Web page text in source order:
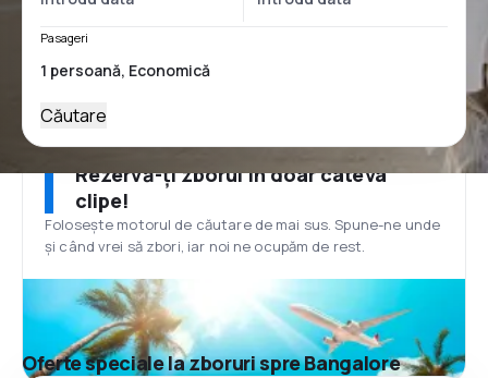
Pasageri
Căutare
Rezervă-ți zborul în doar câteva
clipe!
Folosește motorul de căutare de mai sus. Spune-ne unde
și când vrei să zbori, iar noi ne ocupăm de rest.
Oferte speciale la zboruri spre Bangalore